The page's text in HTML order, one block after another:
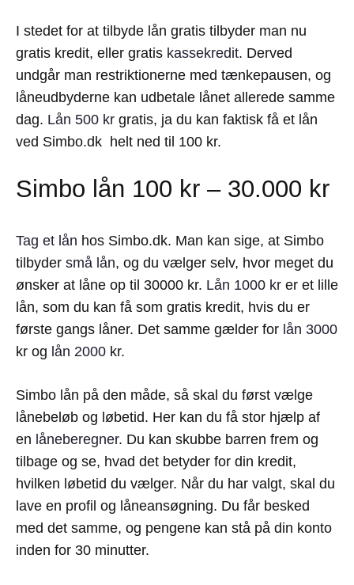
I stedet for at tilbyde lån gratis tilbyder man nu
gratis kredit, eller gratis kassekredit. Derved
undgår man restriktionerne med tænkepausen, og
låneudbyderne kan udbetale lånet allerede samme
dag. Lån 500 kr gratis, ja du kan faktisk få et lån
ved Simbo.dk helt ned til 100 kr.
Simbo lån 100 kr – 30.000 kr
Tag et lån hos Simbo.dk. Man kan sige, at Simbo
tilbyder små lån, og du vælger selv, hvor meget du
ønsker at låne op til 30000 kr. Lån 1000 kr er et lille
lån, som du kan få som gratis kredit, hvis du er
første gangs låner. Det samme gælder for lån 3000
kr og lån 2000 kr.
Simbo lån på den måde, så skal du først vælge
lånebeløb og løbetid. Her kan du få stor hjælp af
en låneberegner. Du kan skubbe barren frem og
tilbage og se, hvad det betyder for din kredit,
hvilken løbetid du vælger. Når du har valgt, skal du
lave en profil og låneansøgning. Du får besked
med det samme, og pengene kan stå på din konto
inden for 30 minutter.